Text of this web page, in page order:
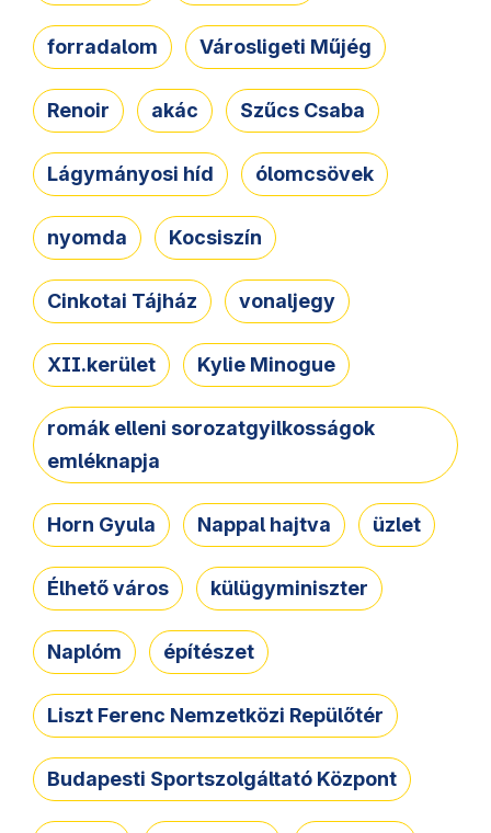
forradalom Városligeti Műjég
Renoir akác Szűcs Csaba
Lágymányosi híd ólomcsövek
nyomda Kocsiszín
Cinkotai Tájház vonaljegy
XII.kerület Kylie Minogue
romák elleni sorozatgyilkosságok
emléknapja
Horn Gyula Nappal hajtva üzlet
Élhető város külügyminiszter
Naplóm építészet
Liszt Ferenc Nemzetközi Repülőtér
Budapesti Sportszolgáltató Központ